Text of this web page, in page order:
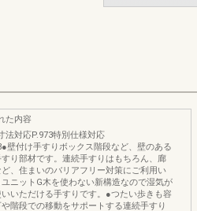
た内容
法対応P.973特別仕様対応
壁付け手すりボックス階段など、壁のある
り部材です。連続手すりはもちろん、廊
、住まいのバリアフリー対策にご利用い
ニットG木を使わない新構造なので湿気が
いただける手すりです。●つたい歩きも容
階段での移動をサポートする連続手すり